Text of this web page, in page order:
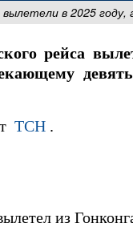
в 2025 году,
рейса
ТСН .
из